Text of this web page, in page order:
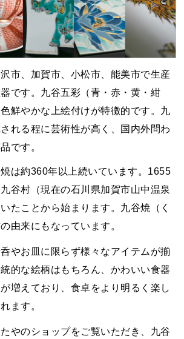
市、加賀市、小松市、能美市で生産
です。九谷五彩（青・赤・黄・紺
鮮やかな上絵付けが特徴的です。九
れる程に芸術性が高く、国内外問わ
です。
は約360年以上続いています。1655
谷村（現在の石川県加賀市山中温泉
たことから始まります。九谷焼（く
由来にもなっています。
やお皿に限らず様々なアイテムが揃
的な絵柄はもちろん、かわいい食器
増えており、食卓をより明るく楽し
ます。
やのショップをご覧いただき、九谷